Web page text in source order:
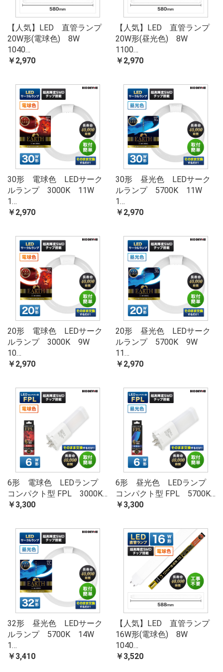
【人気】LED 直管ランプ
20W形(電球色) 8W
1040…
￥2,970
【人気】LED 直管ランプ
20W形(昼光色) 8W
1100…
￥2,970
30形 電球色 LEDサーク
ルランプ 3000K 11W
1…
￥2,970
30形 昼光色 LEDサーク
ルランプ 5700K 11W
1…
￥2,970
20形 電球色 LEDサーク
ルランプ 3000K 9W
10…
￥2,970
20形 昼光色 LEDサーク
ルランプ 5700K 9W
11…
￥2,970
6形 電球色 LEDランプ
コンパクト型 FPL 3000K…
￥3,300
6形 昼光色 LEDランプ
コンパクト型 FPL 5700K…
￥3,300
32形 昼光色 LEDサーク
ルランプ 5700K 14W
1…
￥3,410
【人気】LED 直管ランプ
16W形(電球色) 8W
1040…
￥3,520